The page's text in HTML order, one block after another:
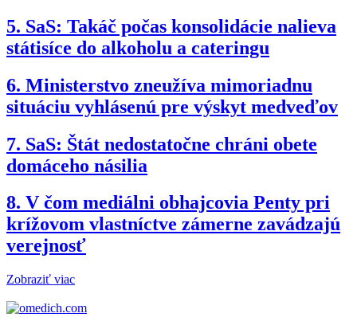
5. SaS: Takáč počas konsolidácie nalieva
státisíce do alkoholu a cateringu
6. Ministerstvo zneužíva mimoriadnu
situáciu vyhlásenú pre výskyt medveďov
7. SaS: Štát nedostatočne chráni obete
domáceho násilia
8. V čom mediálni obhajcovia Penty pri
krížovom vlastníctve zámerne zavádzajú
verejnosť
Zobraziť viac